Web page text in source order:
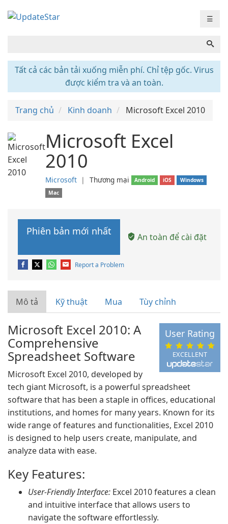
☰
Tất cả các bản tải xuống miễn phí. Chỉ tệp gốc. Virus
được kiểm tra và an toàn.
Trang chủ Kinh doanh Microsoft Excel 2010
Microsoft Excel
2010
Microsoft ❘ Thương mại Android iOS
Windows
Mac
Phiên bản mới nhất An toàn để cài đặt
Report a Problem
Mô tả Kỹ thuật Mua Tùy chỉnh
EXCELLENT
User Rating
Microsoft Excel 2010: A
Comprehensive
Spreadsheet Software
Microsoft Excel 2010, developed by
tech giant Microsoft, is a powerful spreadsheet
software that has been a staple in offices, educational
institutions, and homes for many years. Known for its
wide range of features and functionalities, Excel 2010
is designed to help users create, manipulate, and
analyze data with ease.
Key Features:
User-Friendly Interface: Excel 2010 features a clean
and intuitive interface that allows users to
navigate the software effortlessly.